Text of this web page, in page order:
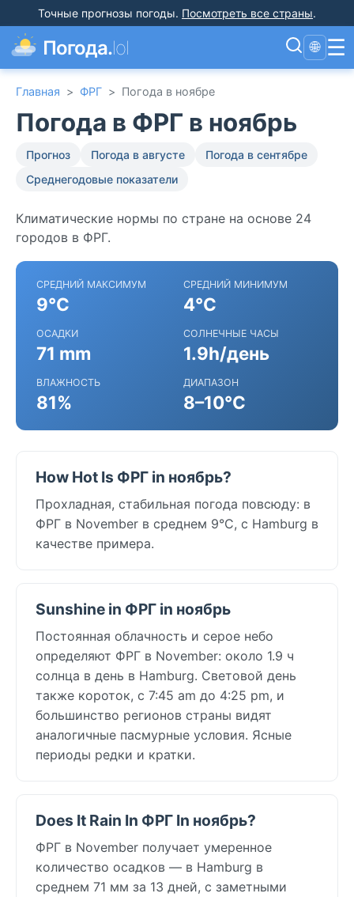
Точные прогнозы погоды. Посмотреть все страны.
Погода.lol 🌐 ☰
Главная > ФРГ > Погода в ноябре
Погода в ФРГ в ноябрь
Прогноз Погода в августе
Погода в сентябре
Среднегодовые показатели
Климатические нормы по стране на основе 24
городов в ФРГ.
СРЕДНИЙ МАКСИМУМ
9°C
СРЕДНИЙ МИНИМУМ
4°C
ОСАДКИ
71 mm
СОЛНЕЧНЫЕ ЧАСЫ
1.9h/день
ВЛАЖНОСТЬ
81%
ДИАПАЗОН
8–10°C
How Hot Is ФРГ in ноябрь?
Прохладная, стабильная погода повсюду: в
ФРГ в November в среднем 9°C, с Hamburg в
качестве примера.
Sunshine in ФРГ in ноябрь
Постоянная облачность и серое небо
определяют ФРГ в November: около 1.9 ч
солнца в день в Hamburg. Световой день
также короток, с 7:45 am до 4:25 pm, и
большинство регионов страны видят
аналогичные пасмурные условия. Ясные
периоды редки и кратки.
Does It Rain In ФРГ In ноябрь?
ФРГ в November получает умеренное
количество осадков — в Hamburg в
среднем 71 мм за 13 дней, с заметными